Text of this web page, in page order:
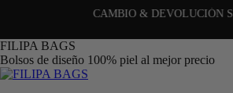
CAMBIO & DEVOLUCIÓN SÚPER
Saltar
al
contenido
FILIPA BAGS
Bolsos de diseño 100% piel al mejor precio